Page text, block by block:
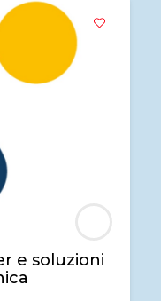
e soluzioni